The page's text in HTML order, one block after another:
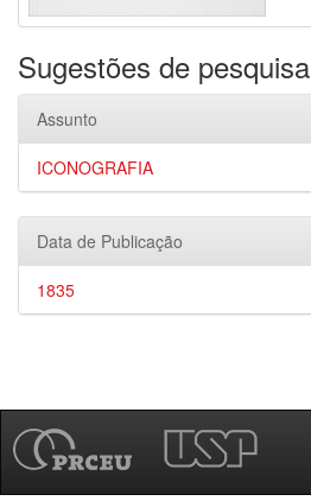
Sugestões de pesquisa
Assunto
ICONOGRAFIA
Data de Publicação
1835